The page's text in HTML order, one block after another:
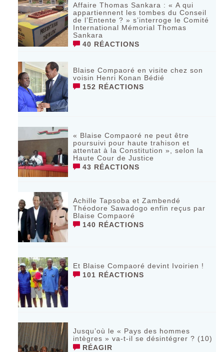
Affaire Thomas Sankara : « A qui
appartiennent les tombes du Conseil
de l’Entente ? » s’interroge le Comité
International Mémorial Thomas
Sankara
40 RÉACTIONS
Blaise Compaoré en visite chez son
voisin Henri Konan Bédié
152 RÉACTIONS
« Blaise Compaoré ne peut être
poursuivi pour haute trahison et
attentat à la Constitution », selon la
Haute Cour de Justice
43 RÉACTIONS
Achille Tapsoba et Zambendé
Théodore Sawadogo enfin reçus par
Blaise Compaoré
140 RÉACTIONS
Et Blaise Compaoré devint Ivoirien !
101 RÉACTIONS
Jusqu’où le « Pays des hommes
intègres » va-t-il se désintégrer ? (10)
RÉAGIR